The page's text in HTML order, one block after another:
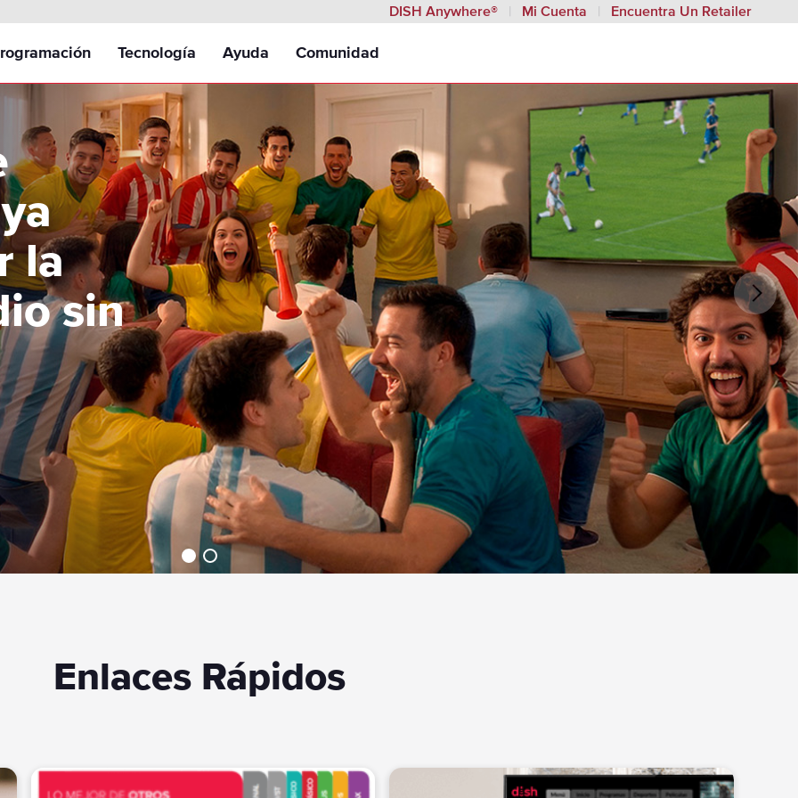
DISH Anywhere® Mi Cuenta Encuentra Un Retailer
de Niños
Per-View
Per-View
Adicional
y Entretenimiento
y Suscripciones On
Tecnología
DVR Inteligente Hopper®
Hopper Plus™
Connecta tu Hopper DVR
Interfaz en Español
DISH Anywhere®
Integración con Amazon Alexa
Integración con Amazon Prime
Video
Control remoto con comando de
voz
Ayuda
Protección Proactiva
Comunidad
la
sin
Enlaces Rápidos